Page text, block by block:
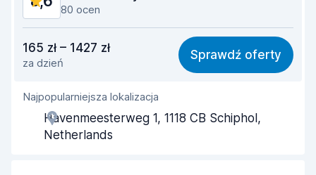
80 ocen
8,3
Łatwość znalezienia 8,7
Pomocność przedstawiciela
Szybkość odbioru
165 zł – 1427 zł
za dzień
Sprawdź oferty
Najpopularniejsza lokalizacja
Havenmeesterweg 1, 1118 CB Schiphol,
Netherlands